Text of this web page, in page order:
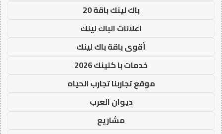
باك لينك باقة 20
اعلانات الباك لينك
أقوى باقة باك لينك
خدمات با كلينك 2026
موقع تجاربنا تجارب الحياه
ديوان العرب
مشاريع